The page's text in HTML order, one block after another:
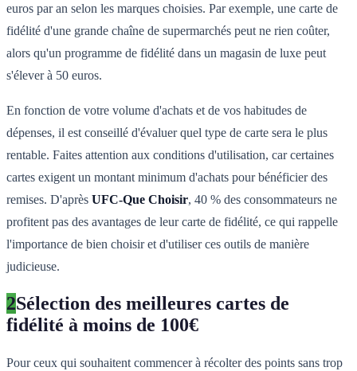
euros par an selon les marques choisies. Par exemple, une carte de
fidélité d'une grande chaîne de supermarchés peut ne rien coûter,
alors qu'un programme de fidélité dans un magasin de luxe peut
s'élever à 50 euros.
En fonction de votre volume d'achats et de vos habitudes de
dépenses, il est conseillé d'évaluer quel type de carte sera le plus
rentable. Faites attention aux conditions d'utilisation, car certaines
cartes exigent un montant minimum d'achats pour bénéficier des
remises. D'après UFC-Que Choisir, 40 % des consommateurs ne
profitent pas des avantages de leur carte de fidélité, ce qui rappelle
l'importance de bien choisir et d'utiliser ces outils de manière
judicieuse.
2Sélection des meilleures cartes de
fidélité à moins de 100€
Pour ceux qui souhaitent commencer à récolter des points sans trop